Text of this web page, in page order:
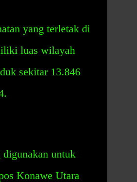
yang terletak di
luas wilayah
sekitar 13.846
untuk
Konawe Utara